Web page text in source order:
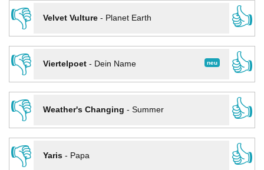
👎
Velvet Vulture- Planet Earth
👍
👎
neu
Viertelpoet- Dein Name
👍
👎
Weather's Changing - Summer
👍
👎
Yaris- Papa 👍